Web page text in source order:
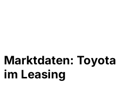
Marktdaten:
im Leasing